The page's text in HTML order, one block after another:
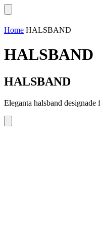
Home HALSBAND
HALSBAND
HALSBAND
Eleganta halsband